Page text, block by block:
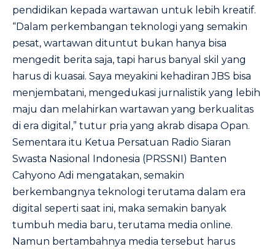
pendidikan kepada wartawan untuk lebih kreatif.
“Dalam perkembangan teknologi yang semakin
pesat, wartawan dituntut bukan hanya bisa
mengedit berita saja, tapi harus banyal skil yang
harus di kuasai. Saya meyakini kehadiran JBS bisa
menjembatani, mengedukasi jurnalistik yang lebih
maju dan melahirkan wartawan yang berkualitas
di era digital,” tutur pria yang akrab disapa Opan.
Sementara itu Ketua Persatuan Radio Siaran
Swasta Nasional Indonesia (PRSSNI) Banten
Cahyono Adi mengatakan, semakin
berkembangnya teknologi terutama dalam era
digital seperti saat ini, maka semakin banyak
tumbuh media baru, terutama media online.
Namun bertambahnya media tersebut harus